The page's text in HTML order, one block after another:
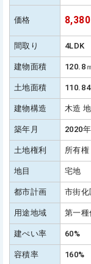
価格 8,380
間取り 4LDK
建物面積 120.8
土地面積
建物構造 木造
築年月 2020
土地権利 所有権
地目 宅地
都市計画 市街化
用途地域 第一
建ぺい率 60%
容積率 160%